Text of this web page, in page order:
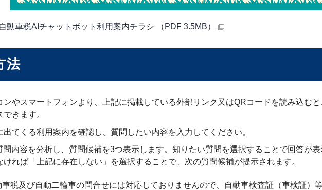
動車税AIチャットボット利用案内チラシ （PDF 3.5MB）
法
ンやスマートフォンより、上記に掲載している外部リンク又はQRコードを読み込む
できます。
出てくる利用案内を確認し、質問したい内容を入力してください。
問内容を分析し、質問候補を3つ表示します。知りたい質問を選択することで回答が
ければ「上記に存在しない」を選択することで、次の質問候補が提示されます。
税及び自動二輪車の問合せには対応しておりませんので、自動車検査証（車検証）